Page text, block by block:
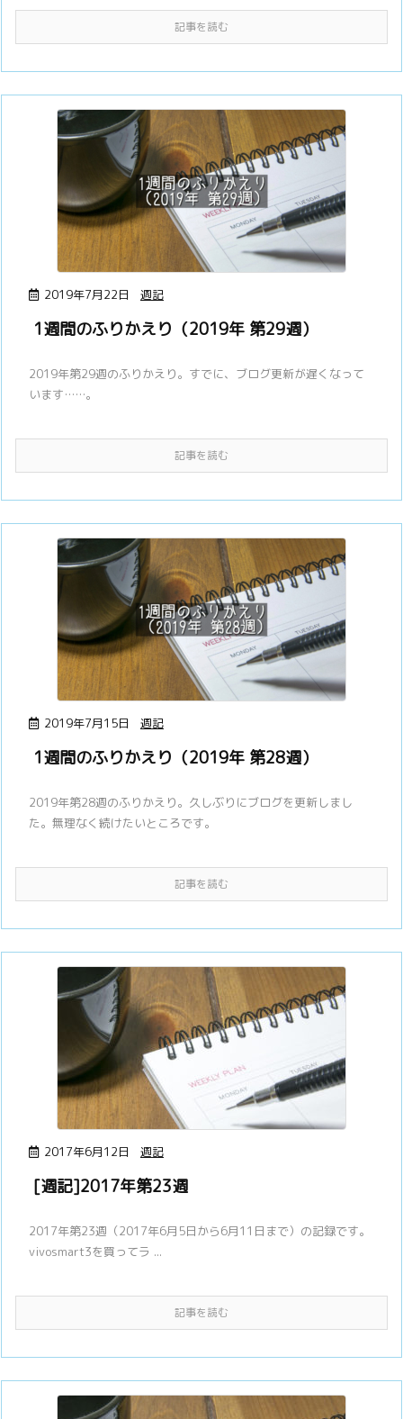
記事を読む
2019年7月22日 週記
1週間のふりかえり（2019年 第29週）
2019年第29週のふりかえり。すでに、ブログ更新が遅くなって
います……。
記事を読む
2019年7月15日 週記
1週間のふりかえり（2019年 第28週）
2019年第28週のふりかえり。久しぶりにブログを更新しまし
た。無理なく続けたいところです。
記事を読む
2017年6月12日 週記
[週記]2017年第23週
2017年第23週（2017年6月5日から6月11日まで）の記録です。
vivosmart3を買ってラ ...
記事を読む